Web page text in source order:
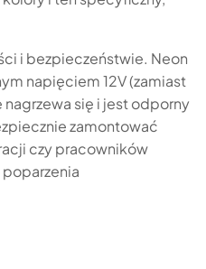
i bezpieczeństwie. Neon
napięciem 12V (zamiast
się i jest odporny
zamontować
czy pracowników